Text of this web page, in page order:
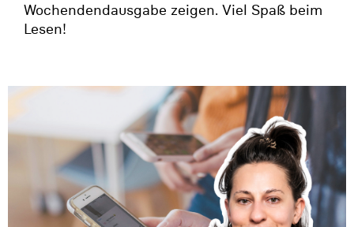
Wochendendausgabe zeigen. Viel Spaß beim
Lesen!